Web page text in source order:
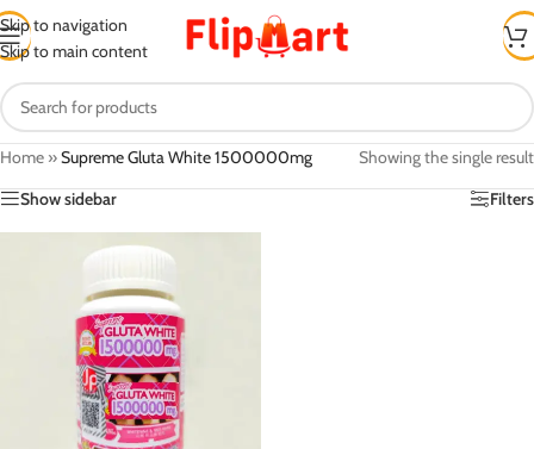
Skip to navigation
Skip to main content
Home »Supreme Gluta White 1500000mg
Showing the single result
Show sidebar
Filters